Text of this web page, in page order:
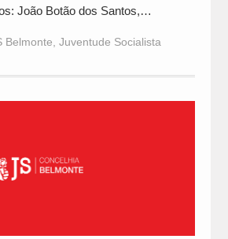
João Botão dos Santos,…
Belmonte, Juventude Socialista